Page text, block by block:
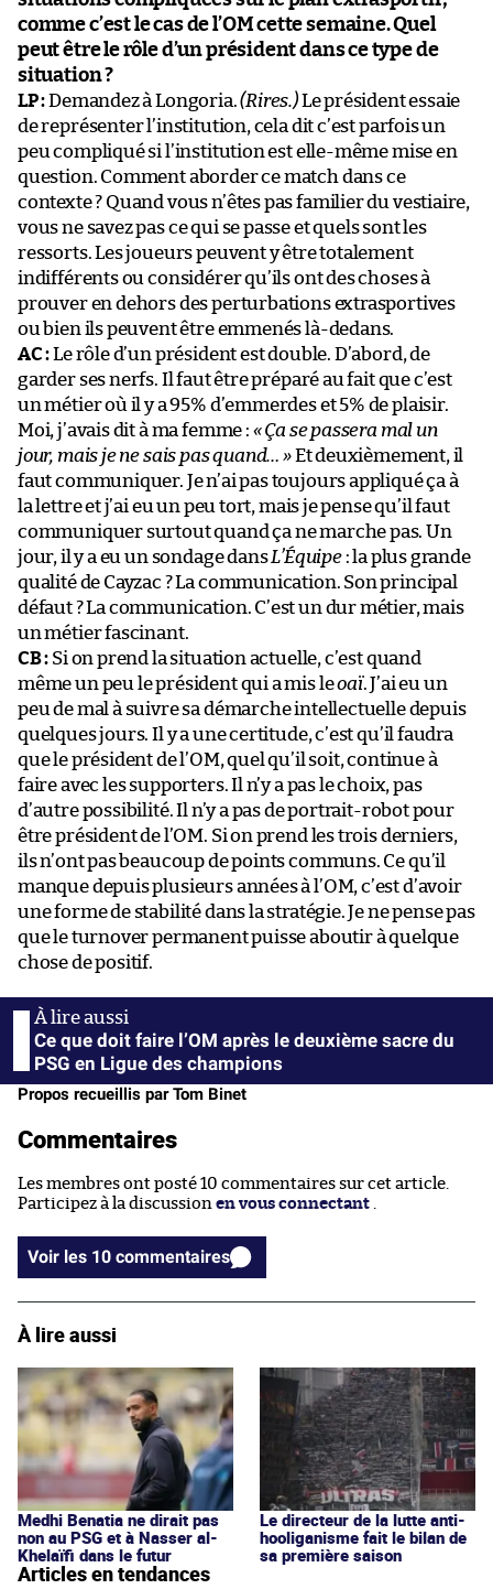
comme c’est le cas de l’OM cette semaine. Quel
peut être le rôle d’un président dans ce type de
situation ?
LP :Demandez à Longoria.(Rires.)Le président essaie
de représenter l’institution, cela dit c’est parfois un
peu compliqué si l’institution est elle-même mise en
question. Comment aborder ce match dans ce
contexte ? Quand vous n’êtes pas familier du vestiaire,
vous ne savez pas ce qui se passe et quels sont les
ressorts. Les joueurs peuvent y être totalement
indifférents ou considérer qu’ils ont des choses à
prouver en dehors des perturbations extrasportives
ou bien ils peuvent être emmenés là-dedans.
AC :Le rôle d’un président est double. D’abord, de
garder ses nerfs. Il faut être préparé au fait que c’est
un métier où il y a 95% d’emmerdes et 5% de plaisir.
Moi, j’avais dit à ma femme : «Ça se passera mal un
jour, mais je ne sais pas quand…»Et deuxièmement, il
faut communiquer. Je n’ai pas toujours appliqué ça à
la lettre et j’ai eu un peu tort, mais je pense qu’il faut
communiquer surtout quand ça ne marche pas. Un
jour, il y a eu un sondage dansL’Équipe: la plus grande
qualité de Cayzac ? La communication. Son principal
défaut ? La communication. C’est un dur métier, mais
un métier fascinant.
CB : Si on prend la situation actuelle, c’est quand
même un peu le président qui a mis leoaï. J’ai eu un
peu de mal à suivre sa démarche intellectuelle depuis
quelques jours. Il y a une certitude, c’est qu’il faudra
que le président de l’OM, quel qu’il soit, continue à
faire avec les supporters. Il n’y a pas le choix, pas
d’autre possibilité. Il n’y a pas de portrait-robot pour
être président de l’OM. Si on prend les trois derniers,
ils n’ont pas beaucoup de points communs. Ce qu’il
manque depuis plusieurs années à l’OM, c’est d’avoir
une forme de stabilité dans la stratégie. Je ne pense pas
que le turnover permanent puisse aboutir à quelque
chose de positif.
Ce que doit faire l’OM après le deuxième sacre du
PSG en Ligue des champions
Propos recueillis par Tom Binet
Commentaires
Les membres ont posté 10 commentaires sur cet article.
Participez à la discussion en vous connectant .
Voir les 10 commentaires
À lire aussi
Medhi Benatia ne dirait pas
non au PSG et à Nasser al-
Khelaïfi dans le futur
Le directeur de la lutte anti-
hooliganisme fait le bilan de
sa première saison
Articles en tendances